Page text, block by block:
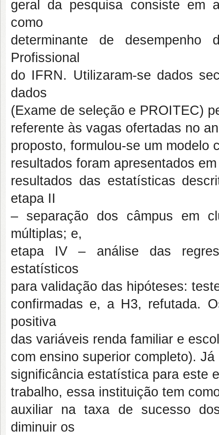
geral da pesquisa consiste em
como
determinante de
Profissional
do IFRN. Utilizaram-se dados
dados
(Exame de seleção e PROITEC)
referente às vagas ofertadas no
proposto, formulou-se um modelo
resultados foram apresentados
resultados das estatísticas
etapa II
– separação dos câmpus em
múltiplas; e,
etapa IV – análise das
estatísticos
para validação das hipóteses:
confirmadas e, a H3, refutada.
positiva
das variáveis renda familiar e
com ensino superior completo).
significância estatística para este
trabalho, essa instituição tem
auxiliar na taxa de sucesso
diminuir os